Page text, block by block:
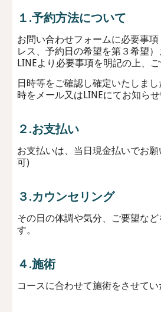
１.予約方法について
お問い合わせフォームに必要事
レス、予約日の希望を第３希望
LINEより必要事項を明記の上、ご
日時等をご確認し確定いたしま
時をメール又はLINEにてお知らせ
２.お支払い
お支払いは、当日現金払いでお
可)
３.カウンセリング
その日の体調や気分、ご要望など
す。
４.施術
コースに合わせて施術をさせてい